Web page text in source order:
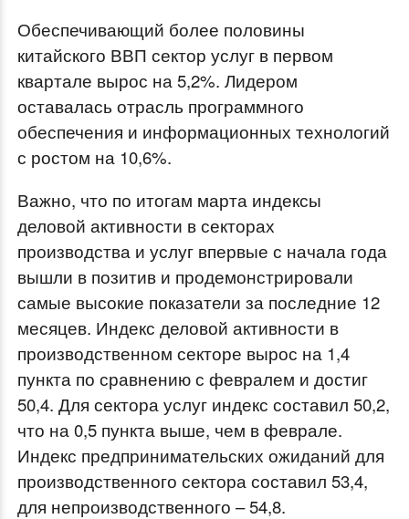
Обеспечивающий более половины
китайского ВВП сектор услуг в первом
квартале вырос на 5,2%. Лидером
оставалась отрасль программного
обеспечения и информационных технологий
с ростом на 10,6%.
Важно, что по итогам марта индексы
деловой активности в секторах
производства и услуг впервые с начала года
вышли в позитив и продемонстрировали
самые высокие показатели за последние 12
месяцев. Индекс деловой активности в
производственном секторе вырос на 1,4
пункта по сравнению с февралем и достиг
50,4. Для сектора услуг индекс составил 50,2,
что на 0,5 пункта выше, чем в феврале.
Индекс предпринимательских ожиданий для
производственного сектора составил 53,4,
для непроизводственного – 54,8.